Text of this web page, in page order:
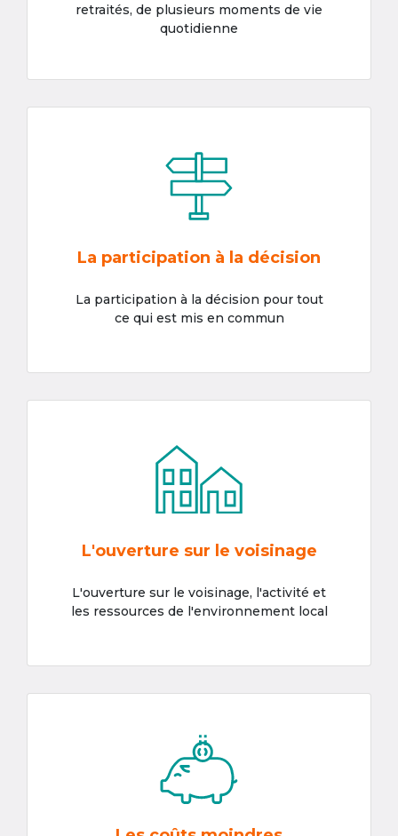
retraités, de plusieurs moments de vie
quotidienne
La participation à la décision
La participation à la décision pour tout
ce qui est mis en commun
L'ouverture sur le voisinage
L'ouverture sur le voisinage, l'activité et
les ressources de l'environnement local